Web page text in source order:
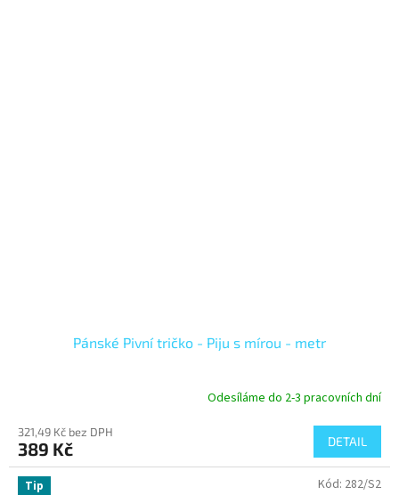
Pánské Pivní tričko - Piju s mírou - metr
Odesíláme do 2-3 pracovních dní
321,49 Kč bez DPH
389 Kč DETAIL
Tip Kód: 282/S2